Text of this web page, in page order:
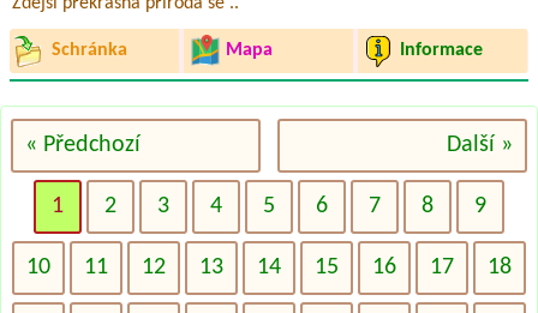
Schránka Mapa Informace
« Předchozí Další »
1 2 3 4 5 6 7 8 9
10 11 12 13 14 15 16 17 18